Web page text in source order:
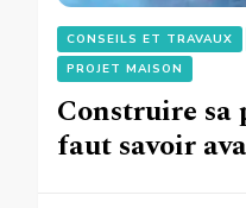
CONSEILS ET TRAVAUX
PROJET MAISON
Construire sa
faut savoir